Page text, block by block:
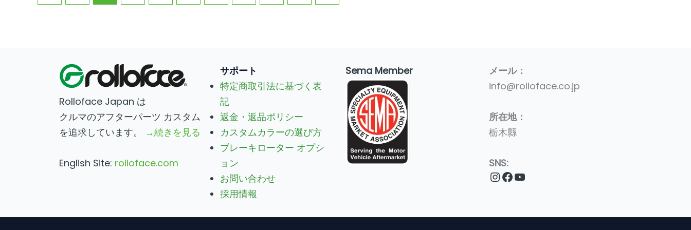
Rolloface Japan は
クルマのアフターパーツ カスタム
を追求しています。
→続きを見る
English Site: rolloface.com
サポート
特定商取引法に基づく表
記
返金・返品ポリシー
カスタムカラーの選び方
ブレーキローター オプシ
ョン
お問い合わせ
採用情報
Sema Member
メール：
info@rolloface.co.jp
所在地：
栃木縣
SNS:
Instagram
Facebook
YouTube